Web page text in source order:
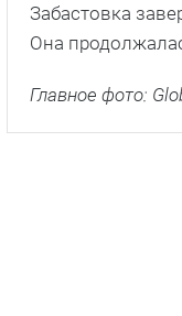
Забастовка
Она
Главное фото: